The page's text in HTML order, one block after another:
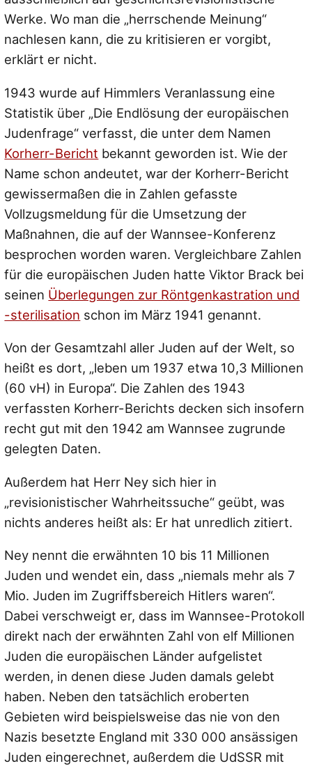
Werke. Wo man die „herrschende Meinung“
nachlesen kann, die zu kritisieren er vorgibt,
erklärt er nicht.
1943 wurde auf Himmlers Veranlassung eine
Statistik über „Die Endlösung der europäischen
Judenfrage“ verfasst, die unter dem Namen
Korherr-Bericht bekannt geworden ist. Wie der
Name schon andeutet, war der Korherr-Bericht
gewissermaßen die in Zahlen gefasste
Vollzugsmeldung für die Umsetzung der
Maßnahnen, die auf der Wannsee-Konferenz
besprochen worden waren. Vergleichbare Zahlen
für die europäischen Juden hatte Viktor Brack bei
seinen Überlegungen zur Röntgenkastration und
-sterilisation schon im März 1941 genannt.
Von der Gesamtzahl aller Juden auf der Welt, so
heißt es dort, „leben um 1937 etwa 10,3 Millionen
(60 vH) in Europa“. Die Zahlen des 1943
verfassten Korherr-Berichts decken sich insofern
recht gut mit den 1942 am Wannsee zugrunde
gelegten Daten.
Außerdem hat Herr Ney sich hier in
„revisionistischer Wahrheitssuche“ geübt, was
nichts anderes heißt als: Er hat unredlich zitiert.
Ney nennt die erwähnten 10 bis 11 Millionen
Juden und wendet ein, dass „niemals mehr als 7
Mio. Juden im Zugriffsbereich Hitlers waren“.
Dabei verschweigt er, dass im Wannsee-Protokoll
direkt nach der erwähnten Zahl von elf Millionen
Juden die europäischen Länder aufgelistet
werden, in denen diese Juden damals gelebt
haben. Neben den tatsächlich eroberten
Gebieten wird beispielsweise das nie von den
Nazis besetzte England mit 330 000 ansässigen
Juden eingerechnet, außerdem die UdSSR mit